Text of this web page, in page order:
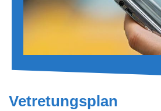
Vetretungsplan